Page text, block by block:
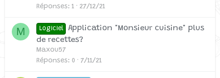
Réponses
1 27/12/21
M Logiciel
Application "Monsieur cuisine" plus
de recettes?
Maxou57
Réponses
0 7/11/21